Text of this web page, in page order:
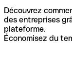
Découvrez
des entreprises
plateforme.
Économisez du